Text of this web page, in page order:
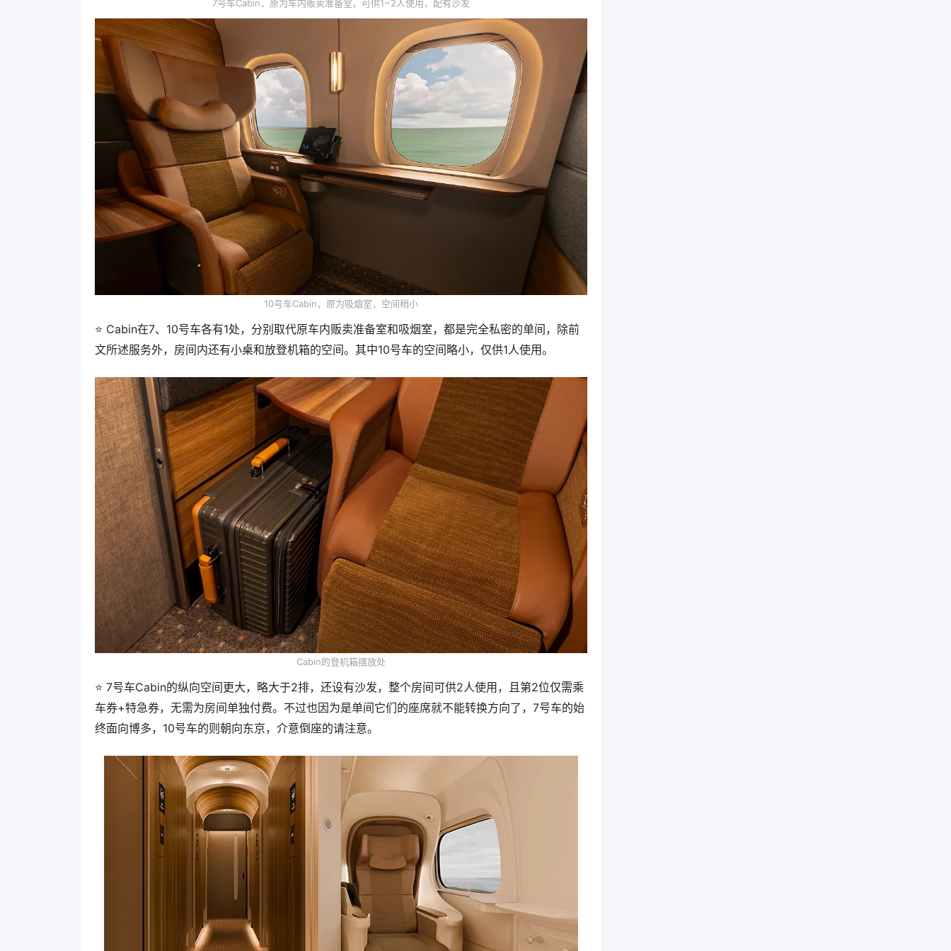
7号车Cabin，原为车内贩卖准备室，可供1~2人使用，配有沙发
10号车Cabin，原为吸烟室，空间稍小
⭐️ Cabin在7、10号车各有1处，分别取代原车内贩卖准备室和吸烟室，都是完全私密的单间，除前
文所述服务外，房间内还有小桌和放登机箱的空间。其中10号车的空间略小，仅供1人使用。
Cabin的登机箱摆放处
⭐️ 7号车Cabin的纵向空间更大，略大于2排，还设有沙发，整个房间可供2人使用，且第2位仅需乘
车券+特急券，无需为房间单独付费。不过也因为是单间它们的座席就不能转换方向了，7号车的始
终面向博多，10号车的则朝向东京，介意倒座的请注意。